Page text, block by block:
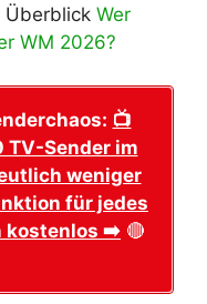
Überblick Wer
WM 2026?
📺
TV-Sender im
weniger
für jedes
kostenlos ➡️ 🔴